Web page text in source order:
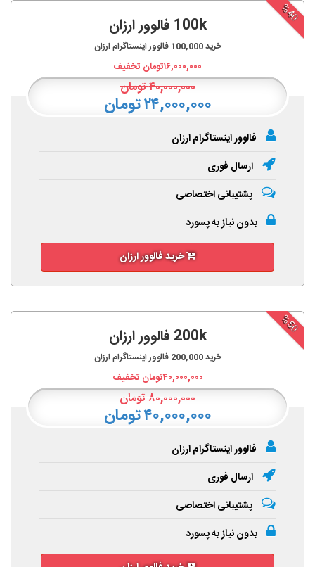
%40
100k فالوور ارزان
خرید100,000 فالوور اینستاگرام ارزان
۱۶,۰۰۰,۰۰۰تومان تخفیف
۴۰,۰۰۰,۰۰۰تومان
۲۴,۰۰۰,۰۰۰ تومان
فالوور اینستاگرام ارزان
ارسال فوری
پشتیبانی اختصاصی
بدون نیاز به پسورد
خرید فالوور ارزان
%50
200k فالوور ارزان
خرید200,000 فالوور اینستاگرام ارزان
۴۰,۰۰۰,۰۰۰تومان تخفیف
۸۰,۰۰۰,۰۰۰تومان
۴۰,۰۰۰,۰۰۰ تومان
فالوور اینستاگرام ارزان
ارسال فوری
پشتیبانی اختصاصی
بدون نیاز به پسورد